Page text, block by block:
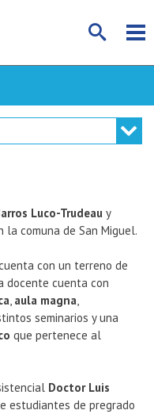
Luco-Trudeau y
la comuna de San Miguel.
con un terreno de
docente cuenta con
, aula magna,
seminarios y una
que pertenece al
Doctor Luis
estudiantes de pregrado